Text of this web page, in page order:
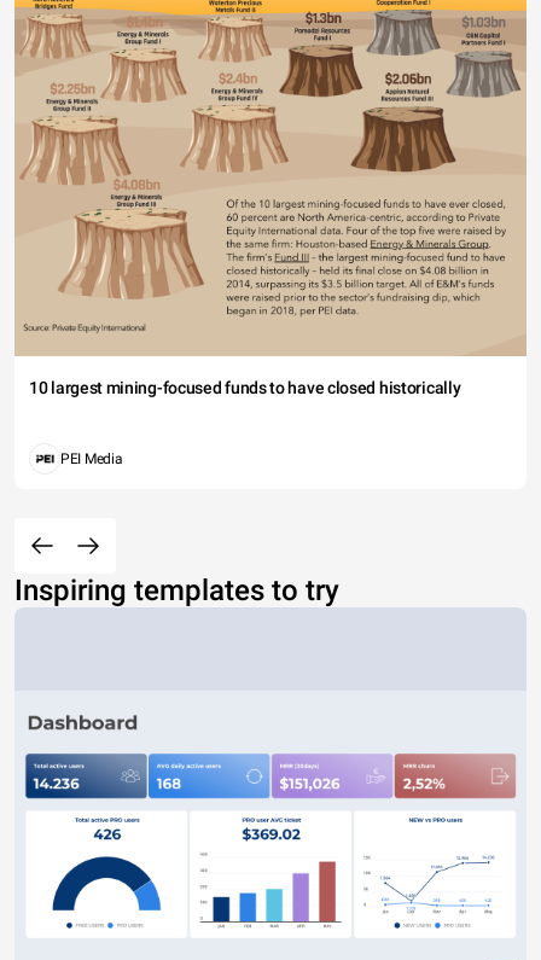
10 largest mining-focused funds to have closed historically
PEI Media
Inspiring templates to try